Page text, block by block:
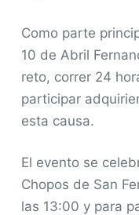
Como parte
10 de Abril
reto, correr 24
participar
esta causa.
El evento se
Chopos de San
las 13:00 y para